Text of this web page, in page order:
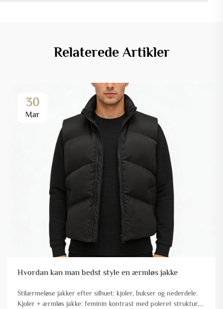
Relaterede Artikler
30
Mar
Hvordan kan man bedst style en ærmløs jakke
Stilærmeløse jakker efter silhuet: kjoler, bukser og nederdele.
Kjoler + ærmløs jakke: feminin kontrast med poleret struktur.